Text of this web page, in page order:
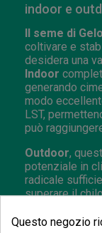
indoor e
Il seme di
coltivare e
desidera una
Indoor
generando
modo
LST,
può
Outdoor,
potenziale in
radicale
superare il
forti, resistenti
Questo negozio